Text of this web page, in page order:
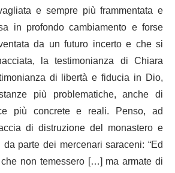
e sempre più frammentata e
in profondo cambiamento e forse
da un futuro incerto e che si
la testimonianza di Chiara
di libertà e fiducia in Dio,
più problematiche, anche di
più concrete e reali. Penso, ad
di distruzione del monastero e
parte dei mercenari saraceni: “Ed
non temessero […] ma armate di